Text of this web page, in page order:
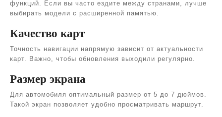
функций. Если вы часто ездите между странами, лучше
выбирать модели с расширенной памятью.
Качество карт
Точность навигации напрямую зависит от актуальности
карт. Важно, чтобы обновления выходили регулярно.
Размер экрана
Для автомобиля оптимальный размер от 5 до 7 дюймов.
Такой экран позволяет удобно просматривать маршрут.